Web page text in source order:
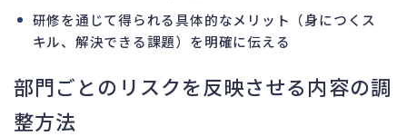
研修を通じて得られる具体的なメリット（身につくス
キル、解決できる課題）を明確に伝える
部門ごとのリスクを反映させる内容の調
整方法